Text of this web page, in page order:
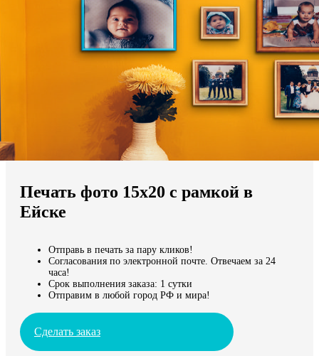
Мы доставляем по всему миру
Продолжить без города
Печать фото 15х20 с рамкой в
Ейске
Отправь в печать за пару кликов!
Согласования по электронной почте. Отвечаем за 24
часа!
Срок выполнения заказа: 1 сутки
Отправим в любой город РФ и мира!
Сделать заказ